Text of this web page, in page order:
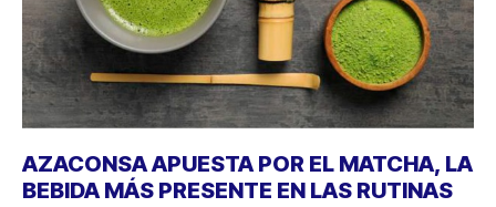
AZACONSA APUESTA POR EL MATCHA, LA
BEBIDA MÁS PRESENTE EN LAS RUTINAS